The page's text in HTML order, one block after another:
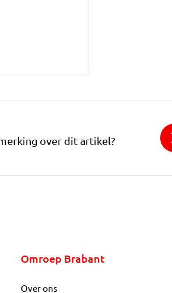
over dit artikel?
Omroep Brabant
Over ons